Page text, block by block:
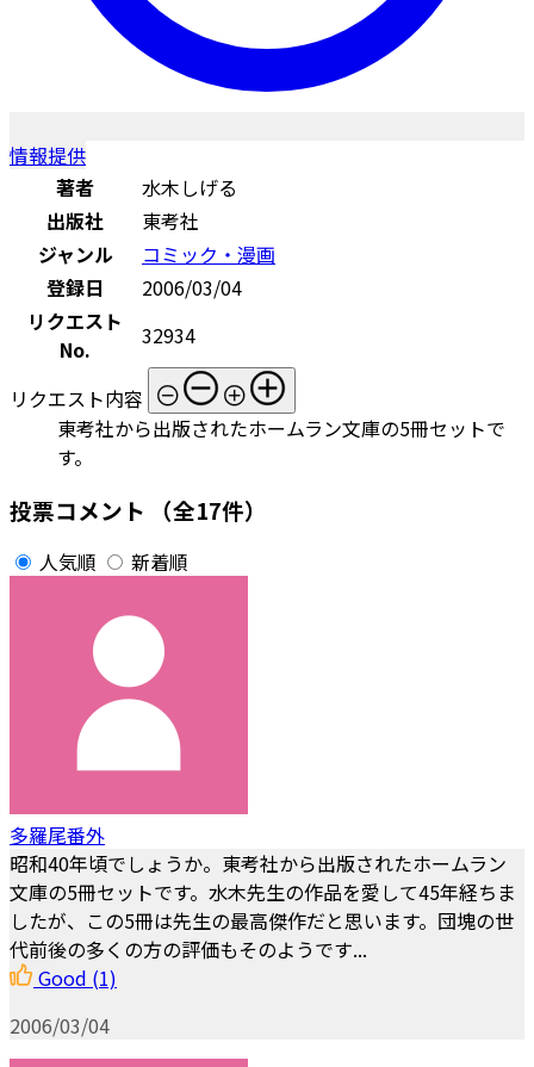
情報提供
著者
水木しげる
出版社
東考社
ジャンル
コミック・漫画
登録日
2006/03/04
リクエスト
No.
32934
リクエスト内容
東考社から出版されたホームラン文庫の5冊セットで
す。
投票コメント （全17件）
人気順 新着順
多羅尾番外
昭和40年頃でしょうか。東考社から出版されたホームラン
文庫の5冊セットです。水木先生の作品を愛して45年経ちま
したが、この5冊は先生の最高傑作だと思います。団塊の世
代前後の多くの方の評価もそのようです...
Good (1)
2006/03/04